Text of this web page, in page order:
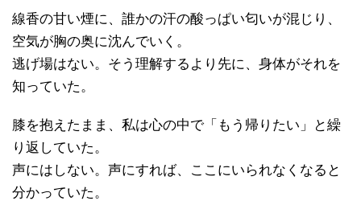
線香の甘い煙に、誰かの汗の酸っぱい匂いが混じり、
空気が胸の奥に沈んでいく。
逃げ場はない。そう理解するより先に、身体がそれを
知っていた。
膝を抱えたまま、私は心の中で「もう帰りたい」と繰
り返していた。
声にはしない。声にすれば、ここにいられなくなると
分かっていた。